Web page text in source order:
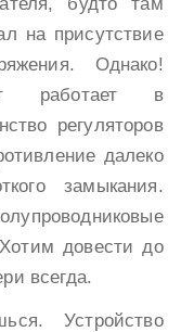
на присутствие
Однако!
работает в
регуляторов
далеко
замыкания.
довести до
всегда.
Устройство